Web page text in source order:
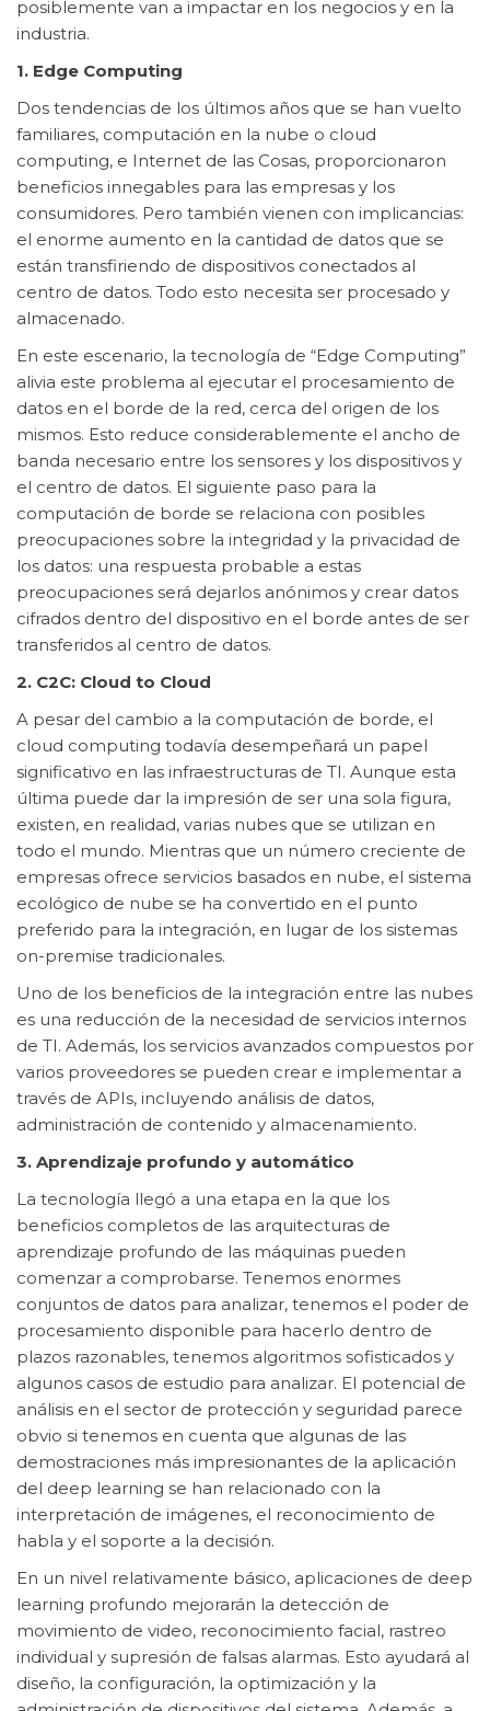
posiblemente van a impactar en los negocios y en la
industria.
1. Edge Computing
Dos tendencias de los últimos años que se han vuelto
familiares, computación en la nube o cloud
computing, e Internet de las Cosas, proporcionaron
beneficios innegables para las empresas y los
consumidores. Pero también vienen con implicancias:
el enorme aumento en la cantidad de datos que se
están transfiriendo de dispositivos conectados al
centro de datos. Todo esto necesita ser procesado y
almacenado.
En este escenario, la tecnología de “Edge Computing”
alivia este problema al ejecutar el procesamiento de
datos en el borde de la red, cerca del origen de los
mismos. Esto reduce considerablemente el ancho de
banda necesario entre los sensores y los dispositivos y
el centro de datos. El siguiente paso para la
computación de borde se relaciona con posibles
preocupaciones sobre la integridad y la privacidad de
los datos: una respuesta probable a estas
preocupaciones será dejarlos anónimos y crear datos
cifrados dentro del dispositivo en el borde antes de ser
transferidos al centro de datos.
2. C2C: Cloud to Cloud
A pesar del cambio a la computación de borde, el
cloud computing todavía desempeñará un papel
significativo en las infraestructuras de TI. Aunque esta
última puede dar la impresión de ser una sola figura,
existen, en realidad, varias nubes que se utilizan en
todo el mundo. Mientras que un número creciente de
empresas ofrece servicios basados en nube, el sistema
ecológico de nube se ha convertido en el punto
preferido para la integración, en lugar de los sistemas
on-premise tradicionales.
Uno de los beneficios de la integración entre las nubes
es una reducción de la necesidad de servicios internos
de TI. Además, los servicios avanzados compuestos por
varios proveedores se pueden crear e implementar a
través de APIs, incluyendo análisis de datos,
administración de contenido y almacenamiento.
3. Aprendizaje profundo y automático
La tecnología llegó a una etapa en la que los
beneficios completos de las arquitecturas de
aprendizaje profundo de las máquinas pueden
comenzar a comprobarse. Tenemos enormes
conjuntos de datos para analizar, tenemos el poder de
procesamiento disponible para hacerlo dentro de
plazos razonables, tenemos algoritmos sofisticados y
algunos casos de estudio para analizar. El potencial de
análisis en el sector de protección y seguridad parece
obvio si tenemos en cuenta que algunas de las
demostraciones más impresionantes de la aplicación
del deep learning se han relacionado con la
interpretación de imágenes, el reconocimiento de
habla y el soporte a la decisión.
En un nivel relativamente básico, aplicaciones de deep
learning profundo mejorarán la detección de
movimiento de video, reconocimiento facial, rastreo
individual y supresión de falsas alarmas. Esto ayudará al
diseño, la configuración, la optimización y la